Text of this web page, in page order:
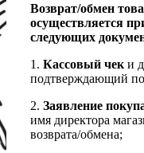
Возврат/обмен
осуществляется
следующих
1. Кассовый чек и
подтверждающий
2. Заявление
имя директора
возврата/обмена;